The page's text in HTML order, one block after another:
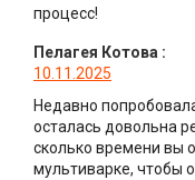
процесс!
Пелагея Котова :
10.11.2025
Недавно
осталась довольна
сколько времени вы
мультиварке, чтобы